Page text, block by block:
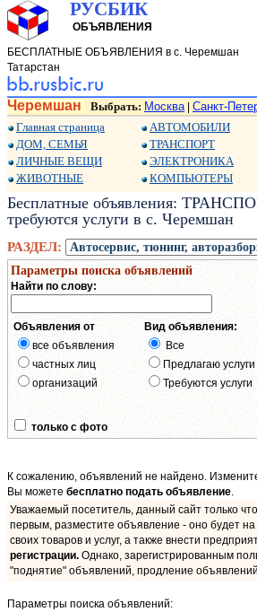
РУСБИК
ОБЪЯВЛЕНИЯ
БЕСПЛАТНЫЕ ОБЪЯВЛЕНИЯ в с. Черемшан
Татарстан
Черемшан Выбрать: Москва| Санкт-
Главная страница
ДОМ, СЕМЬЯ
ЛИЧНЫЕ ВЕЩИ
ЖИВОТНЫЕ
АВТОМОБИЛИ
ТРАНСПОРТ
ЭЛЕКТРОНИКА
КОМПЬЮТЕРЫ
Бесплатные объявления:
требуются услуги в с. Черемшан
РАЗДЕЛ:
Параметры поиска объявлений
Найти по слову:
Объявления от
все объявления
частных лиц
организаций
Вид объявления:
Все
Предлагаю услуги
Требуются услуги
только с фото
К сожалению, объявлений не найдено.
Вы можете бесплатно подать объявление.
Уважаемый посетитель, данный сайт только
первым, разместите объявление - оно будет
своих товаров и услуг, а также внести
регистрации. Однако, зарегистрированным
"поднятие" объявлений, продление
Параметры поиска объявлений: